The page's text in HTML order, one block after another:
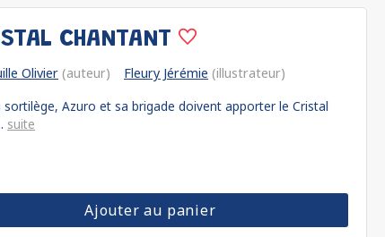
CHANTANT
Olivier (auteur) Fleury Jérémie (illustrateur)
Azuro et sa brigade doivent apporter le Cristal
suite
Ajouter au panier